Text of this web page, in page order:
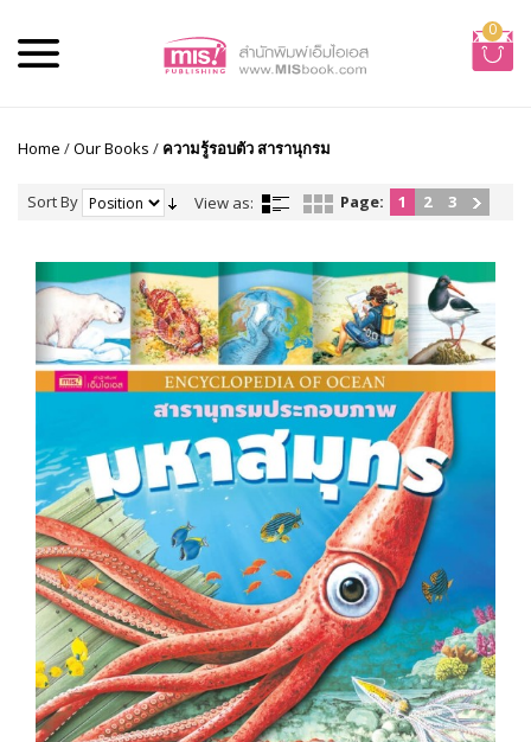
0
Home /Our Books / ความรู้รอบตัว สารานุกรม
Sort By View as: Page: 1 2 3